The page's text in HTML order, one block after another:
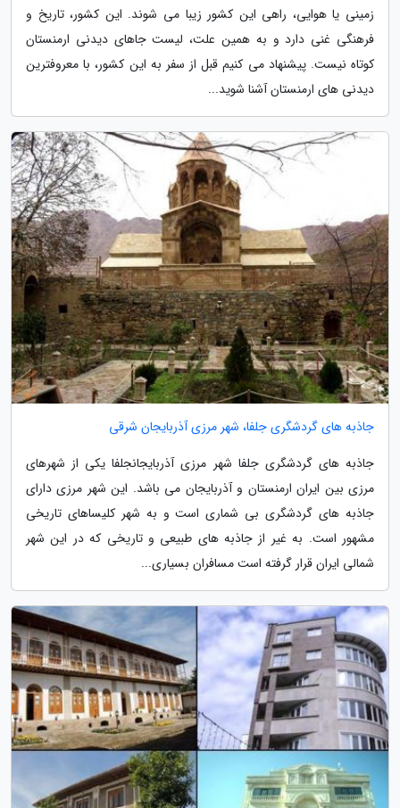
زمینی یا هوایی، راهی این کشور زیبا می شوند. این کشور، تاریخ و
فرهنگی غنی دارد و به همین علت، لیست جاهای دیدنی ارمنستان
کوتاه نیست. پیشنهاد می کنیم قبل از سفر به این کشور، با معروفترین
دیدنی های ارمنستان آشنا شوید...
جاذبه های گردشگری جلفا، شهر مرزی آذربایجان شرقی
جاذبه های گردشگری جلفا شهر مرزی آذربایجانجلفا یکی از شهرهای
مرزی بین ایران ارمنستان و آذربایجان می باشد. این شهر مرزی دارای
جاذبه های گردشگری بی شماری است و به شهر کلیساهای تاریخی
مشهور است. به غیر از جاذبه های طبیعی و تاریخی که در این شهر
شمالی ایران قرار گرفته است مسافران بسیاری...